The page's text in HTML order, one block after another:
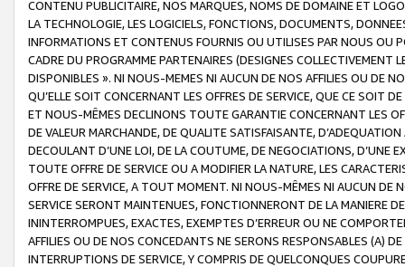
CONTENU PUBLICITAIRE, NOS MARQUES, NOMS DE DOMAINE ET
LA TECHNOLOGIE, LES LOGICIELS, FONCTIONS, DOCUMENTS,
INFORMATIONS ET CONTENUS FOURNIS OU UTILISES PAR NOUS OU
CADRE DU PROGRAMME PARTENAIRES (DESIGNES COLLECTIVEMENT
DISPONIBLES ». NI NOUS-MEMES NI AUCUN DE NOS AFFILIES OU DE
QU’ELLE SOIT CONCERNANT LES OFFRES DE SERVICE, QUE CE SOIT
ET NOUS-MÊMES DECLINONS TOUTE GARANTIE CONCERNANT LES
DE VALEUR MARCHANDE, DE QUALITE SATISFAISANTE,
DECOULANT D’UNE LOI, DE LA COUTUME, DE NEGOCIATIONS, D’UNE
TOUTE OFFRE DE SERVICE OU A MODIFIER LA NATURE, LES
OFFRE DE SERVICE, A TOUT MOMENT. NI NOUS-MÊMES NI AUCUN DE
SERVICE SERONT MAINTENUES, FONCTIONNERONT DE LA MANIERE
ININTERROMPUES, EXACTES, EXEMPTES D’ERREUR OU NE
AFFILIES OU DE NOS CONCEDANTS NE SERONS RESPONSABLES (A)
INTERRUPTIONS DE SERVICE, Y COMPRIS DE QUELCONQUES